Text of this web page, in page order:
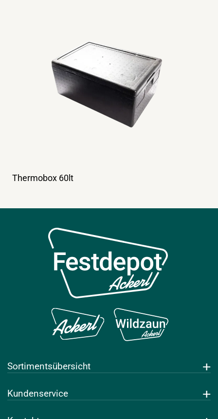
Thermobox 60lt
Sortimentsübersicht
Leihwaren
Kundenservice